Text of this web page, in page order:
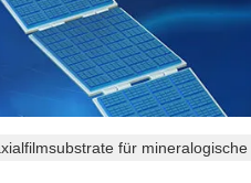
für